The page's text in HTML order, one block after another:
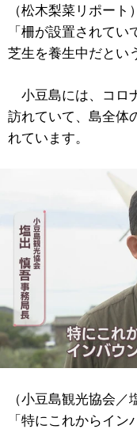
（松木梨菜リポート）
「柵が設置されてい
芝生を養生中だとい
小豆島には、コロ
訪れていて、島全体
れています。
（小豆島観光協会／
「特にこれからイ